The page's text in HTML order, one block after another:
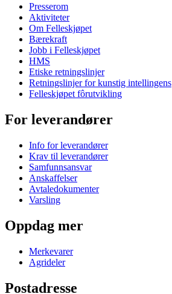
Presserom
Aktiviteter
Om Felleskjøpet
Bærekraft
Jobb i Felleskjøpet
HMS
Etiske retningslinjer
Retningslinjer for kunstig intellingens
Felleskjøpet fôrutvikling
For leverandører
Info for leverandører
Krav til leverandører
Samfunnsansvar
Anskaffelser
Avtaledokumenter
Varsling
Oppdag mer
Merkevarer
Agrideler
Postadresse